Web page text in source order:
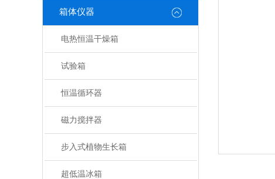
箱体仪器
电热恒温干燥箱
试验箱
恒温循环器
磁力搅拌器
步入式植物生长箱
超低温冰箱